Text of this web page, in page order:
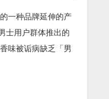
一种品牌延伸的产
士用户群体推出的
味被诟病缺乏「男